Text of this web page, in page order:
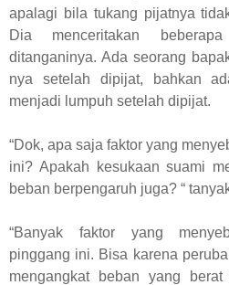
apalagi bila tukang pijatnya
Dia menceritakan
ditanganinya. Ada seorang
nya setelah dipijat, bahkan
menjadi lumpuh setelah dipijat.
“Dok, apa saja faktor yang
ini? Apakah kesukaan suami
beban berpengaruh juga? “
“Banyak faktor yang
pinggang ini. Bisa karena
mengangkat beban yang